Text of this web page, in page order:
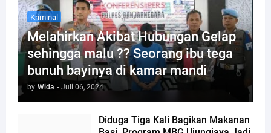
Kriminal
Melahirkan Akibat Hubungan Gelap
sehingga malu ?? Seorang ibu tega
bunuh bayinya di kamar mandi
by Wida - Juli 06, 2024
Diduga Tiga Kali Bagikan Makanan